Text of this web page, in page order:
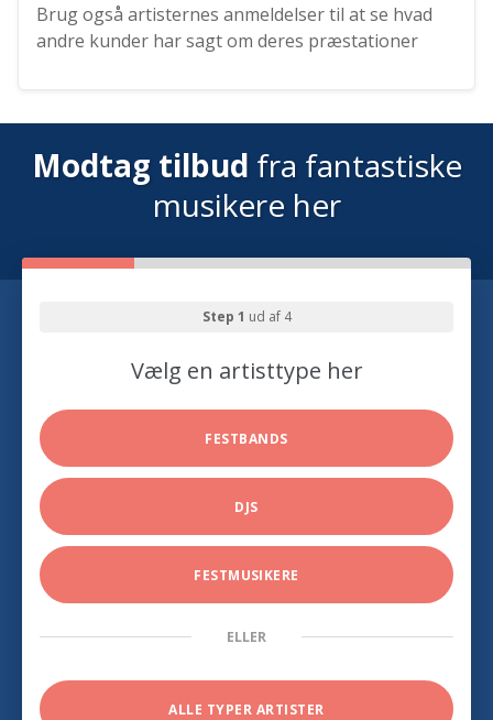
Brug også artisternes anmeldelser til at se hvad
andre kunder har sagt om deres præstationer
Modtag tilbud fra fantastiske
musikere her
Step 1 ud af 4
Vælg en artisttype her
FESTBANDS
DJS
FESTMUSIKERE
ELLER
ALLE TYPER ARTISTER